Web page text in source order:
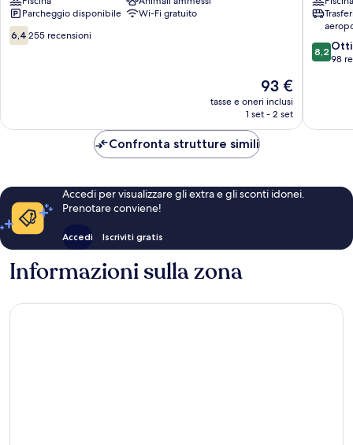
Parcheggio disponibile
Wi-Fi gratuito
6.4
su
6,4 255 recensioni
Il
prezzo
attuale
93 €
tasse e oneri inclusi
1 set - 2 set
8.2
su
8,2
98
Confronta strutture simili
Accedi per visualizzare gli extra e gli sconti idonei.
Prenotare conviene!
Accedi Iscriviti gratis
Informazioni sulla zona